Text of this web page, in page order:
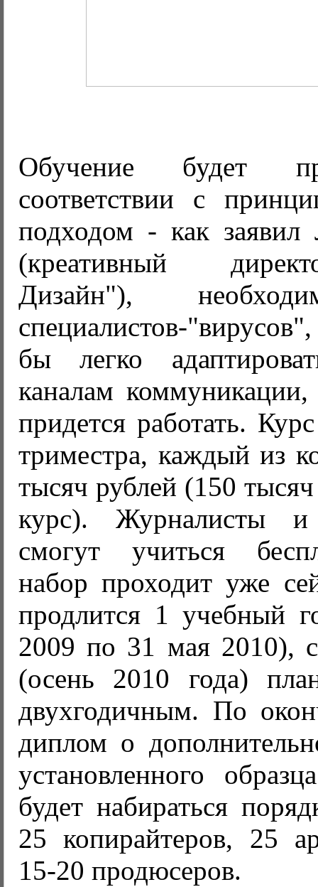
Обучение будет
соответствии с
подходом - как
(креативный
Дизайн"),
специалистов-
бы легко
каналам
придется работать.
триместра, каждый из
тысяч рублей (150 тысяч
курс). Журналисты и
смогут учиться
набор проходит уже
продлится 1 учебный
2009 по 31 мая 2010),
(осень 2010 года)
двухгодичным. По
диплом о
установленного
будет набираться
25 копирайтеров, 25
15-20 продюсеров.